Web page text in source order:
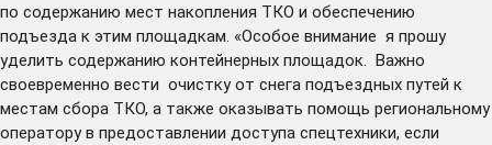
по содержанию мест накопления ТКО и обеспечению
подъезда к этим площадкам. «Особое внимание я прошу
уделить содержанию контейнерных площадок. Важно
своевременно вести очистку от снега подъездных путей к
местам сбора ТКО, а также оказывать помощь региональному
оператору в предоставлении доступа спецтехники, если